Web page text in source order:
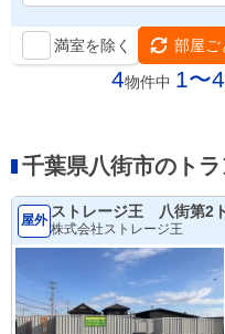
満室を除く 部屋ご
4物件中 1〜4
千葉県八街市のト
屋外 ストレージ王 八街第2
株式会社ストレージ王